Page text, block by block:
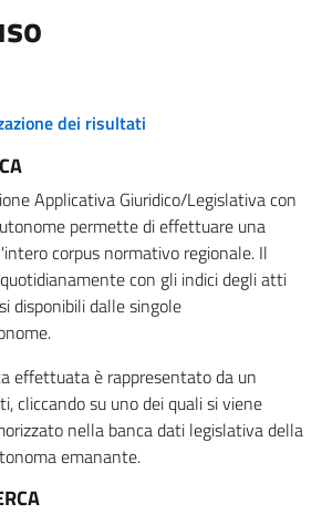
dei risultati
Applicativa Giuridico/Legislativa con
permette di effettuare una
corpus normativo regionale. Il
con gli indici degli atti
disponibili dalle singole
effettuata è rappresentato da un
cliccando su uno dei quali si viene
nella banca dati legislativa della
emanante.